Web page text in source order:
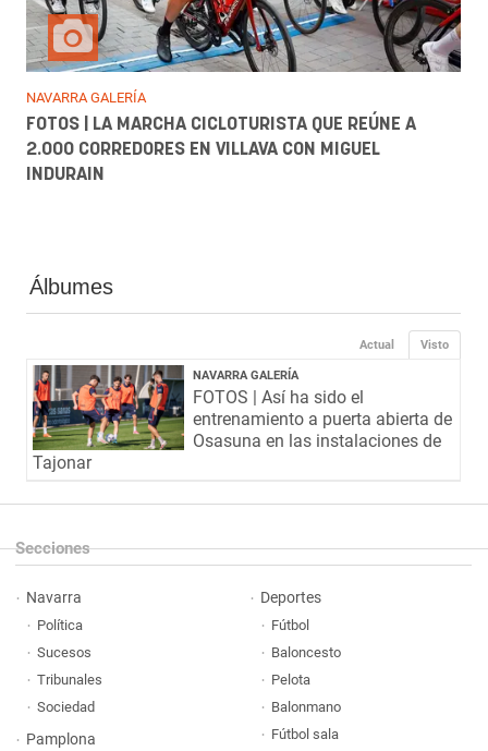
NAVARRA GALERÍA
FOTOS | LA MARCHA CICLOTURISTA QUE REÚNE A
2.000 CORREDORES EN VILLAVA CON MIGUEL
INDURAIN
Álbumes
Visto
Actual
NAVARRA GALERÍA
FOTOS | Así ha sido el
entrenamiento a puerta abierta de
Osasuna en las instalaciones de
Tajonar
Secciones
Navarra
Política
Sucesos
Tribunales
Sociedad
Pamplona
Deportes
Fútbol
Baloncesto
Pelota
Balonmano
Fútbol sala